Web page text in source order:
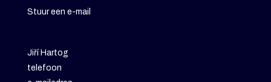
Stuur een e-mail
Jiří Hartog
telefoon